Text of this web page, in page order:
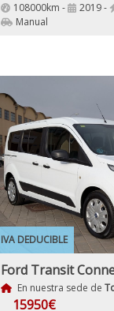
108000km - 2019 -
Manual
IVA DEDUCIBLE
En nuestra sede de
15950€